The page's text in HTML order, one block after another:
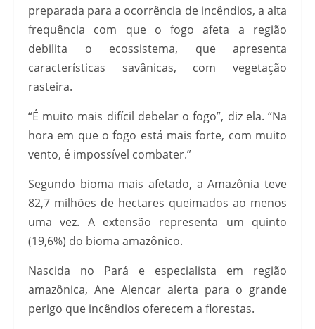
preparada para a ocorrência de incêndios, a alta
frequência com que o fogo afeta a região
debilita o ecossistema, que apresenta
características savânicas, com vegetação
rasteira.
“É muito mais difícil debelar o fogo”, diz ela. “Na
hora em que o fogo está mais forte, com muito
vento, é impossível combater.”
Segundo bioma mais afetado, a Amazônia teve
82,7 milhões de hectares queimados ao menos
uma vez. A extensão representa um quinto
(19,6%) do bioma amazônico.
Nascida no Pará e especialista em região
amazônica, Ane Alencar alerta para o grande
perigo que incêndios oferecem a florestas.